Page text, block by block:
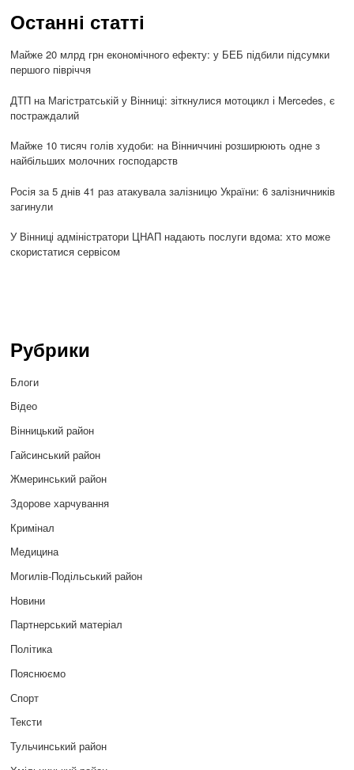
Останні статті
Майже 20 млрд грн економічного ефекту: у БЕБ підбили підсумки
першого півріччя
ДТП на Магістратській у Вінниці: зіткнулися мотоцикл і Mercedes, є
постраждалий
Майже 10 тисяч голів худоби: на Вінниччині розширюють одне з
найбільших молочних господарств
Росія за 5 днів 41 раз атакувала залізницю України: 6 залізничників
загинули
У Вінниці адміністратори ЦНАП надають послуги вдома: хто може
скористатися сервісом
Рубрики
Блоги
Відео
Вінницький район
Гайсинський район
Жмеринський район
Здорове харчування
Кримінал
Медицина
Могилів-Подільський район
Новини
Партнерський матеріал
Політика
Пояснюємо
Спорт
Тексти
Тульчинський район